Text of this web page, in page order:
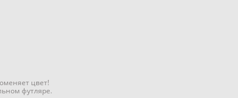
цвет!
футляре.